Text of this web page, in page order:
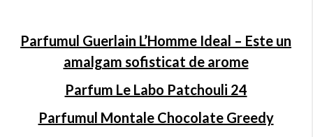
Parfumul Guerlain L’Homme Ideal – Este un
amalgam sofisticat de arome
Parfum Le Labo Patchouli 24
Parfumul Montale Chocolate Greedy